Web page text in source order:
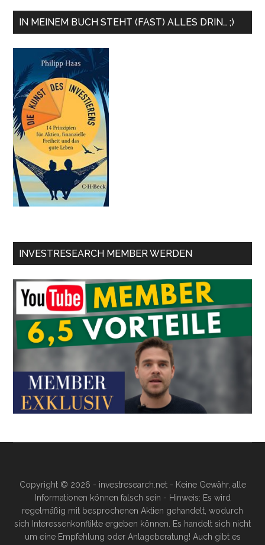
IN MEINEM BUCH STEHT (FAST) ALLES DRIN… ;)
INVESTRESEARCH MEMBER WERDEN
Copyright © 2026 - investresearch.net - Keine Gewähr, alle
Informationen können falsch sein - Hinweis: Es wird
regelmäßig mit besprochenen Aktien gehandelt, wodurch
sich Interessenkonflikte ergeben können. Es handelt sich nicht
um eine Empfehlung oder Anlageberatung! Auch gibt es